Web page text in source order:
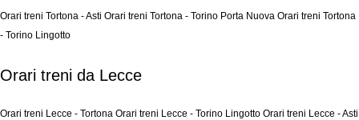
Orari treni Tortona - Asti Orari treni Tortona - Torino Porta Nuova Orari treni Tortona
- Torino Lingotto
Orari treni da Lecce
Orari treni Lecce - Tortona Orari treni Lecce - Torino Lingotto Orari treni Lecce - Asti